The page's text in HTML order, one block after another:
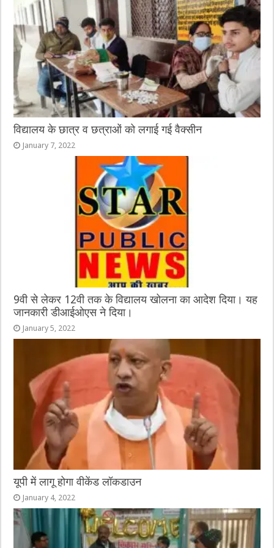
विद्यालय के छात्र व छत्राओं को लगाई गई वैक्सीन
January 7, 2022
9वी से लेकर 12वी तक के विद्यालय खोलना का आदेश दिया। यह
जानकारी डीआईओएस ने दिया।
January 5, 2022
यूपी में लागू होगा वीकेंड लॉकडाउन
January 4, 2022